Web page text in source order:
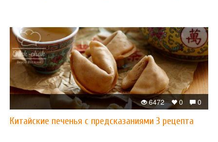
0
0
6472
Китайские печенья с предсказаниями 3 рецепта